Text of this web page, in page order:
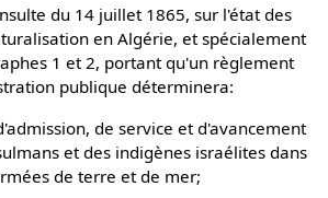
du 14 juillet 1865, sur l'état des
en Algérie, et spécialement
1 et 2, portant qu'un règlement
publique déterminera:
de service et d'avancement
et des indigènes israélites dans
de terre et de mer;